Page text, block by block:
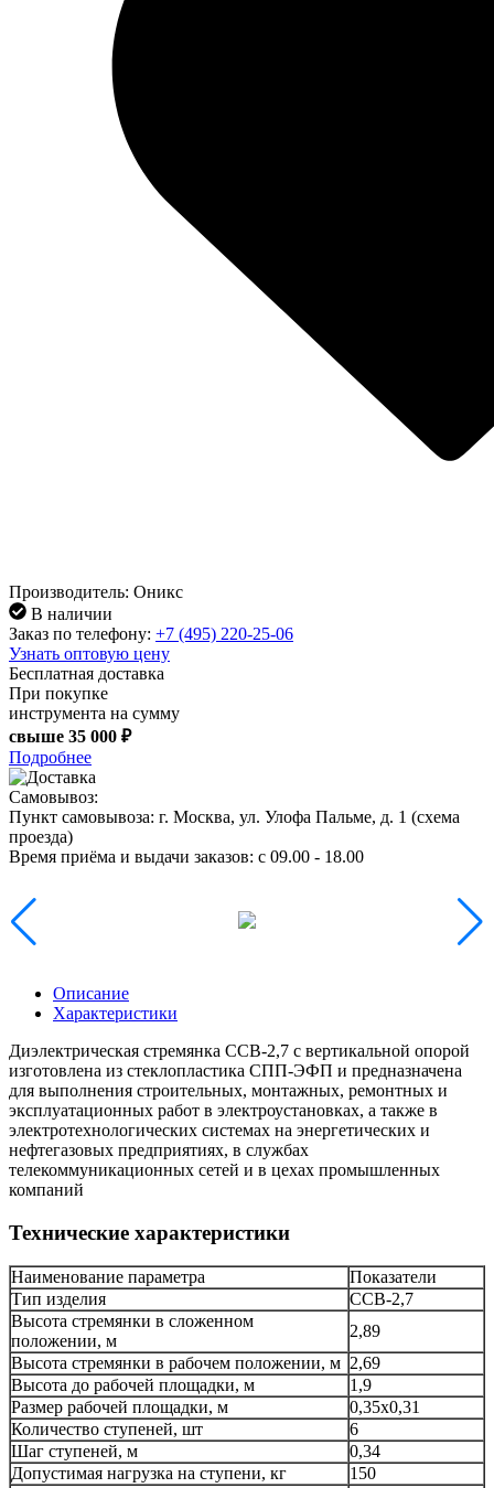
Производитель: Оникс
В наличии
Заказ по телефону: +7 (495) 220-25-06
Узнать оптовую цену
Бесплатная доставка
При покупке
инструмента на сумму
свыше 35 000 ₽
Подробнее
Самовывоз:
Пункт самовывоза: г. Москва, ул. Улофа Пальме, д. 1 (схема
проезда)
Время приёма и выдачи заказов: c 09.00 - 18.00
Описание
Характеристики
Диэлектрическая стремянка ССВ-2,7 с вертикальной опорой
изготовлена из стеклопластика СПП-ЭФП и предназначена
для выполнения строительных, монтажных, ремонтных и
эксплуатационных работ в электроустановках, а также в
электротехнологических системах на энергетических и
нефтегазовых предприятиях, в службах
телекоммуникационных сетей и в цехах промышленных
компаний
Технические характеристики
Наименование параметра
Показатели
Тип изделия
ССВ-2,7
Высота стремянки в сложенном
положении, м
2,89
Высота стремянки в рабочем положении, м 2,69
Высота до рабочей площадки, м
1,9
Размер рабочей площадки, м
0,35х0,31
Количество ступеней, шт
6
Шаг ступеней, м
0,34
Допустимая нагрузка на ступени, кг
150